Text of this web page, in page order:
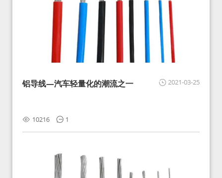
2021-03-25
铝导线—汽车轻量化的潮流之一
10216 1